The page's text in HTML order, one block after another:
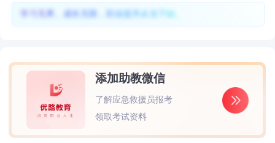
学习无界、成长无限，职业提升从当下始。
添加助教微信
了解应急救援员报考
领取考试资料